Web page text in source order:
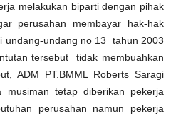
melakukan biparti dengan pihak
perusahan membayar hak-hak
undang-undang no 13 tahun 2003
tersebut tidak membuahkan
ADM PT.BMML Roberts Saragi
musiman tetap diberikan pekerja
perusahan namun pekerja